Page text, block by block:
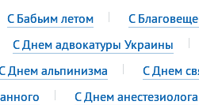
С Бабьим летом С
С Днем адвокатуры Украины
Днем альпинизма
С Днем
С Днем анестезиолога